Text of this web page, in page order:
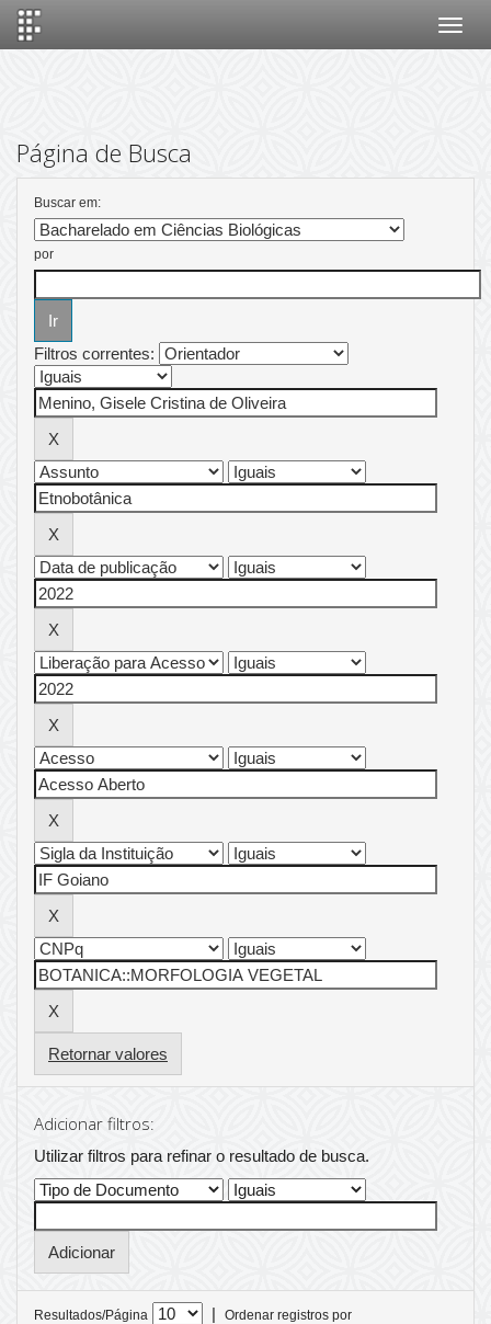
Página de Busca
Buscar em:
por
Filtros correntes:
Retornar valores
Adicionar filtros:
Utilizar filtros para refinar o resultado de busca.
Resultados/Página |
Ordenar registros por